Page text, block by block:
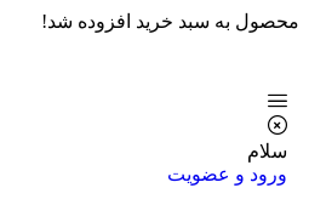
محصول به سبد خرید افزوده شد!
سلام
ورود و عضویت